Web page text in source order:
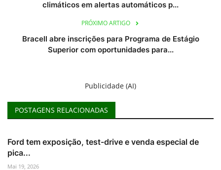
climáticos em alertas automáticos p...
PRÓXIMO ARTIGO
Bracell abre inscrições para Programa de Estágio
Superior com oportunidades para...
Publicidade (AI)
POSTAGENS RELACIONADAS
Ford tem exposição, test-drive e venda especial de
pica...
Mai 19, 2026